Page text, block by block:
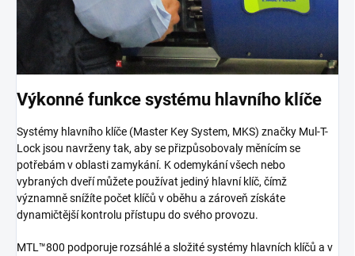
Výkonné funkce systému hlavního klíče
Systémy hlavního klíče (Master Key System, MKS) značky Mul-T-
Lock jsou navrženy tak, aby se přizpůsobovaly měnícím se
potřebám v oblasti zamykání. K odemykání všech nebo
vybraných dveří můžete používat jediný hlavní klíč, čímž
významně snížíte počet klíčů v oběhu a zároveň získáte
dynamičtější kontrolu přístupu do svého provozu.
MTL™800 podporuje rozsáhlé a složité systémy hlavních klíčů a v